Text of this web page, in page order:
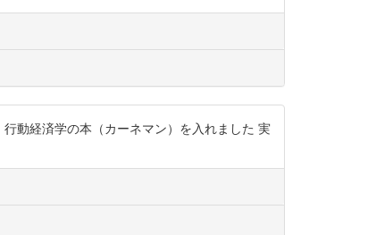
動経済学の本（カーネマン）を入れました 実